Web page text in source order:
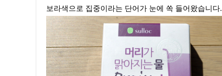
보라색으로 집중이라는 단어가 눈에 쏙 들어왔습니다.